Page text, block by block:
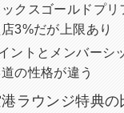
クスゴールドプリ
3%だが上限あり
ントとメンバーシ
の性格が違う
ラウンジ特典の